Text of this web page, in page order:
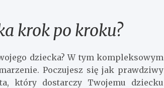
krok po kroku?
dziecka? W tym kompleksowym
Poczujesz się jak prawdziwy
który dostarczy Twojemu dziecku